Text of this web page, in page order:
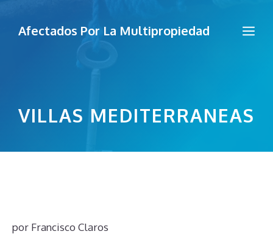
Afectados Por La Multipropiedad
VILLAS MEDITERRANEAS
por Francisco Claros